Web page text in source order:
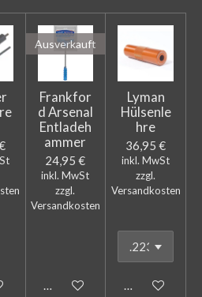
Ausverkauft
Frankfor
d Arsenal
Entladeh
ammer
24,95 €
inkl. MwSt
zzgl.
Versandkosten
Bei Verfügbarkeit
Lyman
Hülsenle
hre
36,95 €
inkl. MwSt
zzgl.
Versandkosten
In den